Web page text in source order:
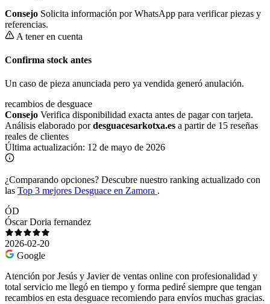
Consejo Solicita información por WhatsApp para verificar piezas y
referencias.
A tener en cuenta
Confirma stock antes
Un caso de pieza anunciada pero ya vendida generó anulación.
recambios de desguace
Consejo Verifica disponibilidad exacta antes de pagar con tarjeta.
Análisis elaborado pordesguacesarkotxa.es a partir de 15 reseñas
reales de clientes
Última actualización: 12 de mayo de 2026
¿Comparando opciones? Descubre nuestro ranking actualizado con
las Top 3 mejores Desguace en Zamora .
ÓD
Óscar Doria fernandez
2026-02-20
Google
Atención por Jesús y Javier de ventas online con profesionalidad y
total servicio me llegó en tiempo y forma pediré siempre que tengan
recambios en esta desguace recomiendo para envíos muchas gracias.